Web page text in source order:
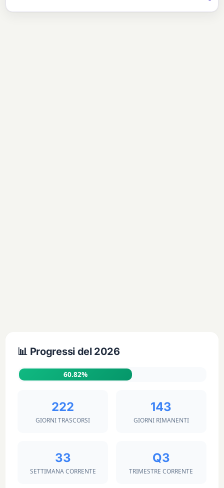
📊 Progressi del 2026
60.82%
222
GIORNI TRASCORSI
143
GIORNI RIMANENTI
33
SETTIMANA CORRENTE
Q3
TRIMESTRE CORRENTE